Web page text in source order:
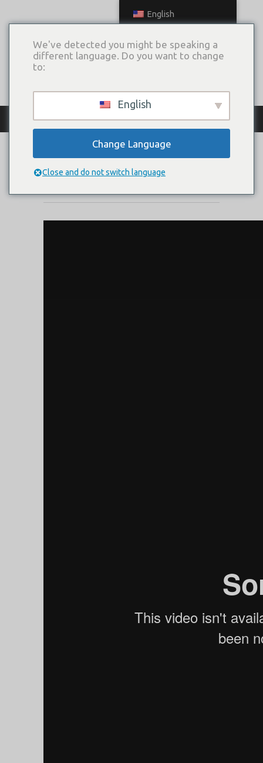
КАТАЛОГ ПЛАТЬЕВ
ИЛЕКС С БОЛЕРО
English
We've detected you might be speaking a
different language. Do you want to change
to:
English
Change Language
Close and do not switch language